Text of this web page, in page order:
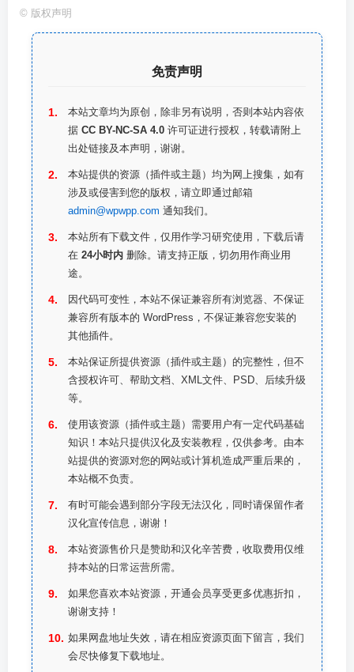
© 版权声明
免责声明
本站文章均为原创，除非另有说明，否则本站内容依
据 CC BY-NC-SA 4.0 许可证进行授权，转载请附上
出处链接及本声明，谢谢。
本站提供的资源（插件或主题）均为网上搜集，如有
涉及或侵害到您的版权，请立即通过邮箱
admin@wpwpp.com 通知我们。
本站所有下载文件，仅用作学习研究使用，下载后请
在 24小时内 删除。请支持正版，切勿用作商业用
途。
因代码可变性，本站不保证兼容所有浏览器、不保证
兼容所有版本的 WordPress，不保证兼容您安装的
其他插件。
本站保证所提供资源（插件或主题）的完整性，但不
含授权许可、帮助文档、XML文件、PSD、后续升级
等。
使用该资源（插件或主题）需要用户有一定代码基础
知识！本站只提供汉化及安装教程，仅供参考。由本
站提供的资源对您的网站或计算机造成严重后果的，
本站概不负责。
有时可能会遇到部分字段无法汉化，同时请保留作者
汉化宣传信息，谢谢！
本站资源售价只是赞助和汉化辛苦费，收取费用仅维
持本站的日常运营所需。
如果您喜欢本站资源，开通会员享受更多优惠折扣，
谢谢支持！
如果网盘地址失效，请在相应资源页面下留言，我们
会尽快修复下载地址。